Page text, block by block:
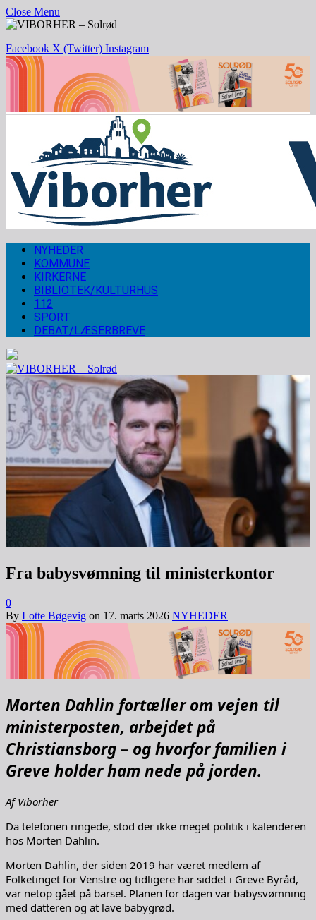
Close Menu
Facebook X (Twitter) Instagram
NYHEDER
KOMMUNE
KIRKERNE
BIBLIOTEK/KULTURHUS
112
SPORT
DEBAT/LÆSERBREVE
Fra babysvømning til ministerkontor
0
By Lotte Bøgevig on 17. marts 2026 NYHEDER
Morten Dahlin fortæller om vejen til
ministerposten, arbejdet på
Christiansborg – og hvorfor familien i
Greve holder ham nede på jorden.
Af Viborher
Da telefonen ringede, stod der ikke meget politik i kalenderen
hos Morten Dahlin.
Morten Dahlin, der siden 2019 har været medlem af
Folketinget for Venstre og tidligere har siddet i Greve Byråd,
var netop gået på barsel. Planen for dagen var babysvømning
med datteren og at lave babygrød.